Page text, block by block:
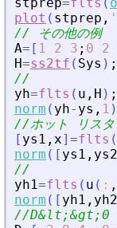
plot ( stprep , '
// その他の例
A= [ 1 2 3 ; 0 2
H=ss2tf ( Sys ) ;
//
yh=flts ( u , H ) ;
norm ( yh- ys , 1 )
//ホット リスタ
[ ys1 , x] =flts (
norm ( [ ys1 , ys2
//
yh1=flts ( u ( : ,
norm ( [ yh1 , yh2
//D&lt;&gt;0